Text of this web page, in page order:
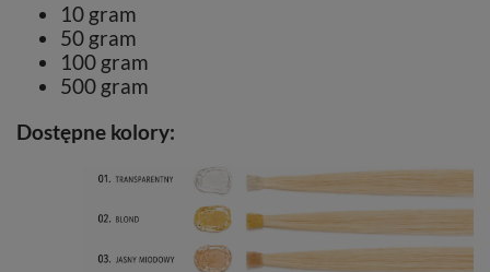
10 gram
50 gram
100 gram
500 gram
Dostępne kolory: